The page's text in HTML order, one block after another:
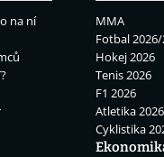
na ní
MMA
Fotbal
Hokej 2026
Tenis 2026
F1 2026
Atletika 2026
Cyklistika